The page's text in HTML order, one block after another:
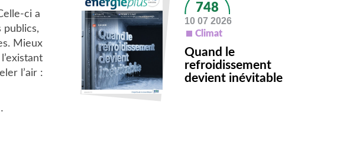
ci a
publics,
Mieux
l’air :
748
10 07 2026
Climat
Quand le
refroidissement
devient inévitable